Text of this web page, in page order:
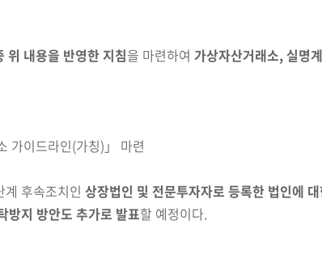
위 내용을 반영한 지침을 마련하여 가상자산거래소, 실명
가이드라인(가칭)」 마련
후속조치인 상장법인 및 전문투자자로 등록한 법인에
방지 방안도 추가로 발표할 예정이다.